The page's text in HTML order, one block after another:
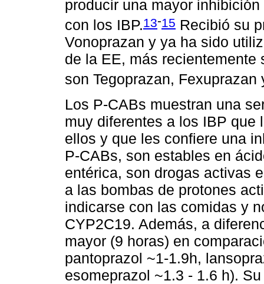
producir una mayor
con los IBP.13-15 Recibió su
Vonoprazan y ya ha sido
de la EE, más
son Tegoprazan, Fexuprazan
Los P-CABs muestran una
muy diferentes a los IBP que
ellos y que les confiere una
P-CABs, son estables en
entérica, son drogas activas
a las bombas de protones
indicarse con las comidas y
CYP2C19. Además, a
mayor (9 horas) en
pantoprazol ~1-1.9h,
esomeprazol ~1.3 - 1.6 h).